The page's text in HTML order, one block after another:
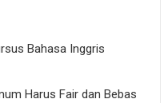
Bahasa Inggris
Harus Fair dan Bebas